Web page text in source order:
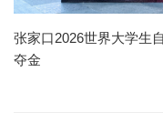
张家口2026世界大学生
夺金